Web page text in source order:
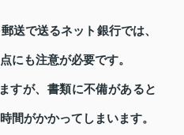
送で送るネット銀行では、
にも注意が必要です。
すが、書類に不備があると
間がかかってしまいます。